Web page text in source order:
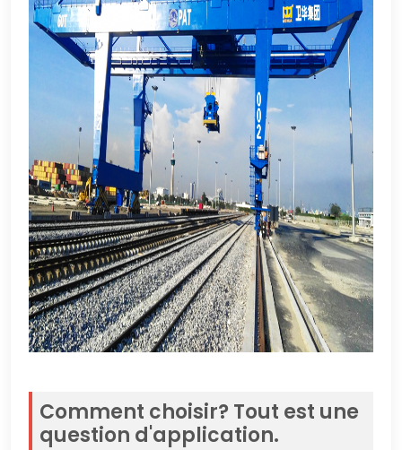
Comment choisir? Tout est une
question d'application.